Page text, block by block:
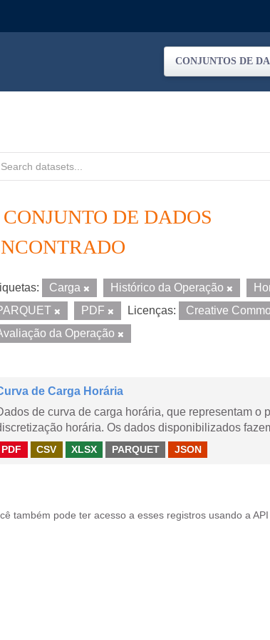
CONJUNTOS DE
CONJUNTO DE DADOS
Carga Histórico da Operação
PDF Licenças: Creative
da Operação
de Carga Horária
de curva de carga horária, que representam o
horária. Os dados disponibilizados
PDF CSV XLSX PARQUET JSON
também pode ter acesso a esses registros usando a API